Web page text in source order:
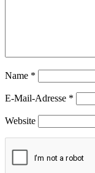
Name *
E-Mail-Adresse *
Website